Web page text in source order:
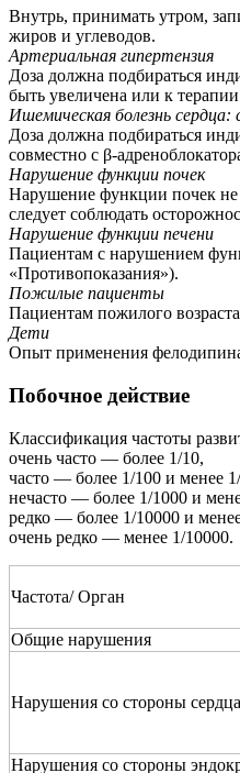
Внутрь, принимать утром,
жиров и углеводов.
Артериальная гипертензия
Доза должна подбираться
быть увеличена или к
Ишемическая болезнь
Доза должна подбираться
совместно с β-
Нарушение функции почек
Нарушение функции почек не
следует соблюдать
Нарушение функции печени
Пациентам с нарушением
«Противопоказания»).
Пожилые пациенты
Пациентам пожилого
Дети
Опыт применения
Побочное действие
Классификация частоты
очень часто — более 1/10,
часто — более 1/100 и менее
нечасто — более 1/1000 и
редко — более 1/10000 и
очень редко — менее 1/10000.
Частота/ Орган
Общие нарушения
Нарушения со стороны
Нарушения со стороны